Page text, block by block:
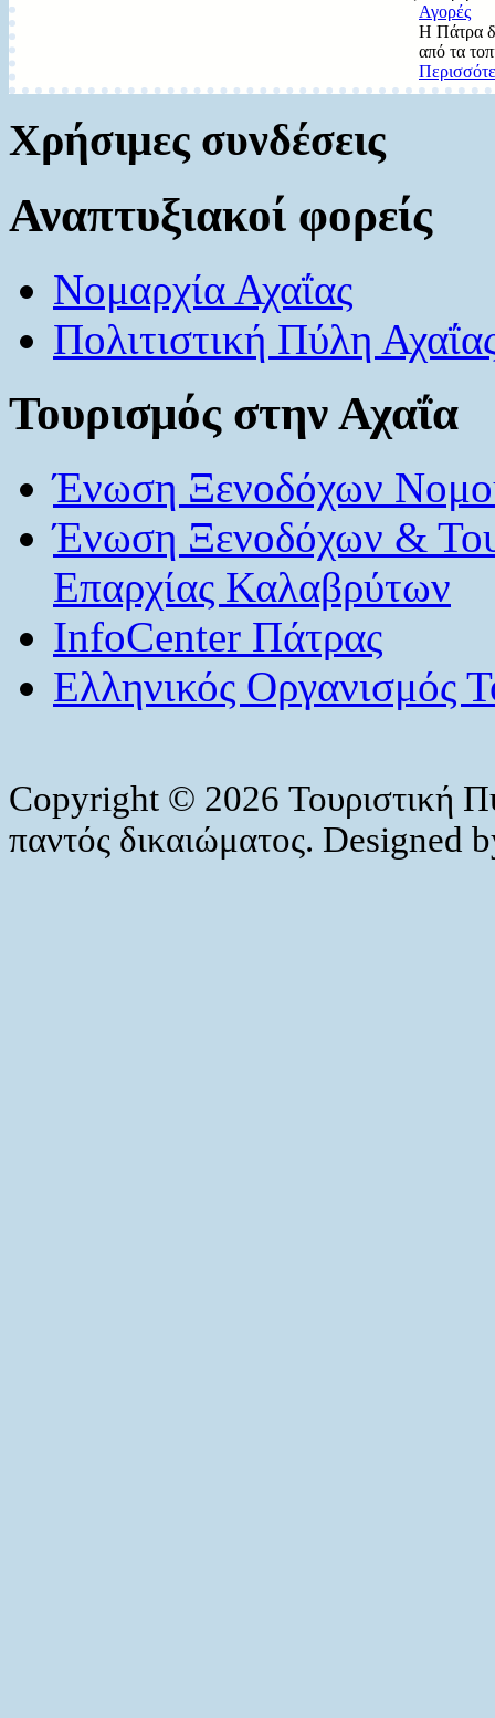
Αγορές
Η Πάτρα
από τα
Χρήσιμες συνδέσεις
Αναπτυξιακοί φορείς
Νομαρχία Αχαΐας
Πολιτιστική Πύλη
Τουρισμός στην Αχαΐα
Ένωση Ξενοδόχων
Ένωση Ξενοδόχων &
Επαρχίας Καλαβρύτων
InfoCenter Πάτρας
Ελληνικός Οργανισμός
Copyright © 2026 Τουριστική
παντός δικαιώματος. Designed